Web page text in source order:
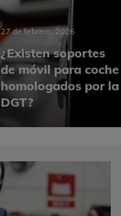
25 de febrero, 2026
Cómo quitar la
resina del coche de
forma fácil y rápida